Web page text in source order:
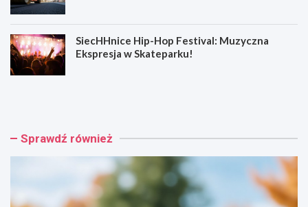
SiecHHnice Hip-Hop Festival: Muzyczna
Ekspresja w Skateparku!
Z
r
a
T
a
p
Sprawdź również